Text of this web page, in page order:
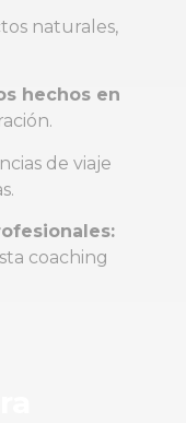
naturales,
hechos en
de viaje
coaching